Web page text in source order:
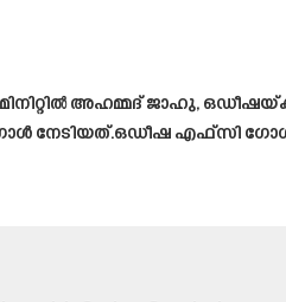
അഹമ്മദ് ജാഹു,
നേടിയത്.ഒഡീഷ എഫ്‌സി